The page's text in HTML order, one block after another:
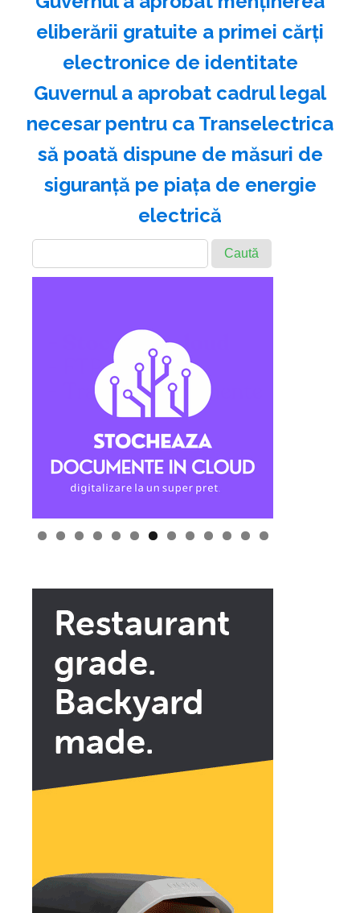
eliberării gratuite a primei cărţi
electronice de identitate
Guvernul a aprobat cadrul legal
necesar pentru ca Transelectrica
să poată dispune de măsuri de
siguranţă pe piaţa de energie
electrică